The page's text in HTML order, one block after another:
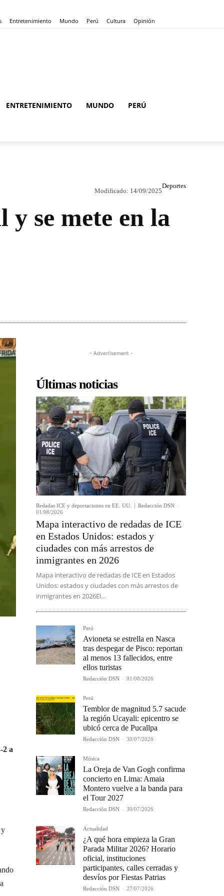
Entretenimiento Mundo Perú Cultura Opinión
ENTRETENIMIENTO MUNDO PERÚ
Deportes
Modificado: 14/09/2025
se mete en la
2 a
y
- Advertisement -
Últimas noticias
Redadas ICE y deportaciones en EE. UU. Redacción DSN -
01/08/2026
Mapa interactivo de redadas de ICE
en Estados Unidos: estados y
ciudades con más arrestos de
inmigrantes en 2026
Mapa interactivo de redadas de ICE en Estados
Unidos: estados y ciudades con más arrestos de
inmigrantes en 2026El...
Perú
Avioneta se estrella en Nasca
tras despegar de Pisco: reportan
al menos 13 fallecidos, entre
ellos turistas
Redacción DSN - 01/08/2026
Perú
Temblor de magnitud 5.7 sacude
la región Ucayali: epicentro se
ubicó cerca de Pucallpa
Redacción DSN - 30/07/2026
Música
La Oreja de Van Gogh confirma
concierto en Lima: Amaia
Montero vuelve a la banda para
el Tour 2027
Redacción DSN - 30/07/2026
Actualidad
¿A qué hora empieza la Gran
Parada Militar 2026? Horario
oficial, instituciones
participantes, calles cerradas y
desvíos por Fiestas Patrias
Redacción DSN - 27/07/2026